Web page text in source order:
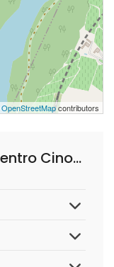
OpenStreetMapcontributors
Domande Frequenti su Centro Cinofilo Alba Dog & Co